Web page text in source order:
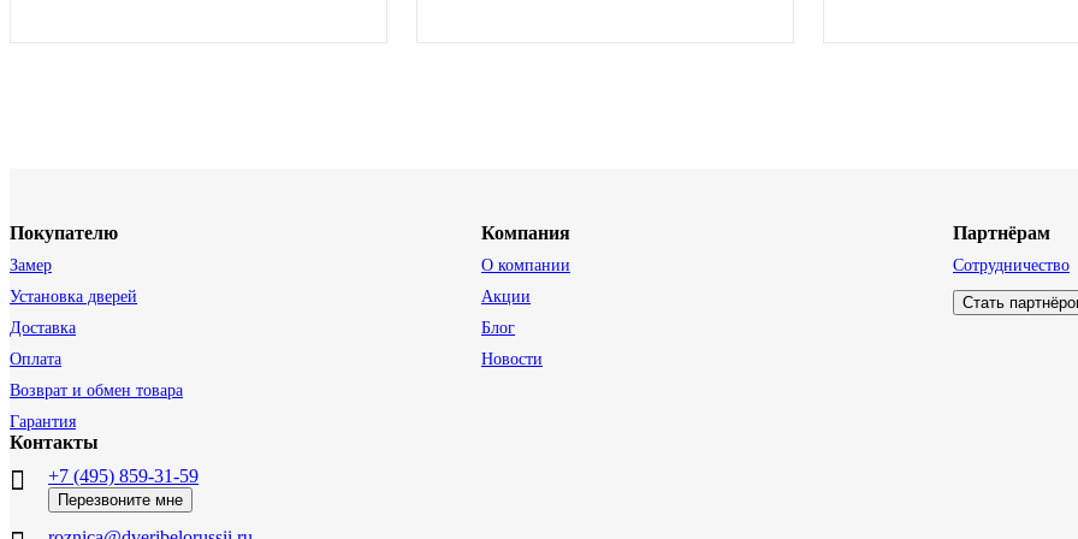
Покупателю
Замер
Установка дверей
Доставка
Оплата
Возврат и обмен товара
Гарантия
Компания
О компании
Акции
Блог
Новости
Партнёрам
Сотрудничество
Стать
Контакты
+7 (495) 859-31-59
Перезвоните мне